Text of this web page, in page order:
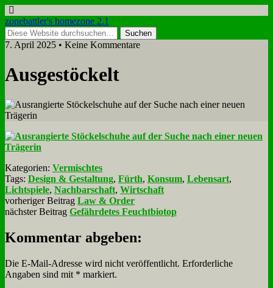
zonebattler's homezone 2.1
7. April 2025 • Keine Kommentare
Aus­ge­stöckelt
Kategorien: Vermischtes
Tags: Design & Gestaltung, Fürth, Konsum, Lebensart,
Lichtspiele, Nachbarschaft, Wirtschaft
vorheriger Beitrag Law & Order
nächster Beitrag Gefährdetes Feuchtbiotop
Kommentar abgeben:
Die E-Mail-Adresse wird nicht veröffentlicht. Erforderliche
Angaben sind mit * markiert.